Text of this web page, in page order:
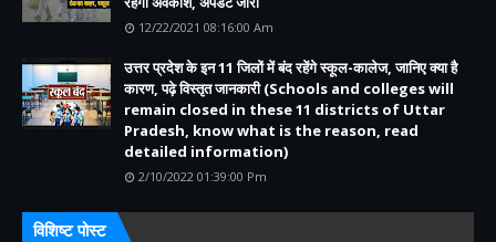
12/22/2021 08:16:00 Am
उत्तर प्रदेश के इन 11 जिलों में बंद रहेंगे स्कूल-कालेज, जानिए क्या है
कारण, पढ़े विस्तृत जानकारी (Schools and colleges will
remain closed in these 11 districts of Uttar
Pradesh, know what is the reason, read
detailed information)
2/10/2022 01:39:00 Pm
विशिष्ट पोस्ट